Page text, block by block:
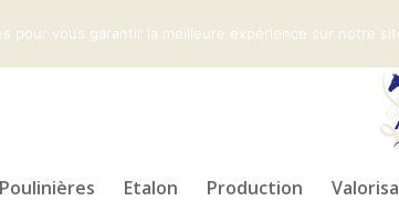
Poulinières Etalon Production
pour vous garantir la meilleure expérience sur notre